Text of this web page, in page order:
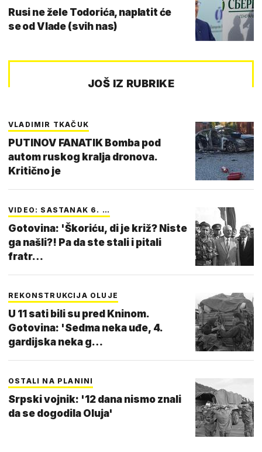
Rusi ne žele Todorića, naplatit će
se od Vlade (svih nas)
JOŠ IZ RUBRIKE
VLADIMIR TKAČUK
PUTINOV FANATIK Bomba pod
autom ruskog kralja dronova.
Kritično je
VIDEO: SASTANAK 6. …
Gotovina: 'Škoriću, di je križ? Niste
ga našli?! Pa da ste stali i pitali
fratr…
REKONSTRUKCIJA OLUJE
U 11 sati bili su pred Kninom.
Gotovina: 'Sedma neka uđe, 4.
gardijska neka g…
OSTALI NA PLANINI
Srpski vojnik: '12 dana nismo znali
da se dogodila Oluja'